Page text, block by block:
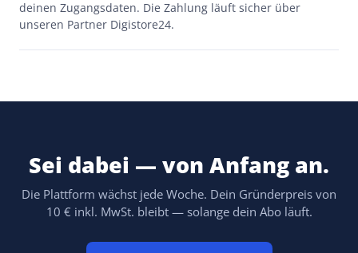
deinen Zugangsdaten. Die Zahlung läuft sicher über
unseren Partner Digistore24.
Sei dabei — von Anfang an.
Die Plattform wächst jede Woche. Dein Gründerpreis von
10 € inkl. MwSt. bleibt — solange dein Abo läuft.